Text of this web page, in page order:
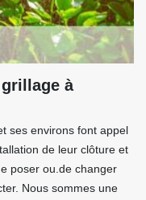
à
ses environs font appel
de leur clôture et
poser ou.de changer
Nous sommes une